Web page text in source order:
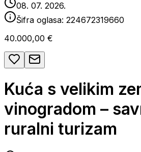
08. 07. 2026.
Šifra oglasa: 224672319660
40.000,00 €
Kuća s velikim
vinogradom –
ruralni turizam